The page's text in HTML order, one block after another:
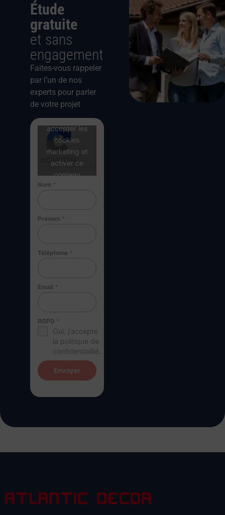
Étude
gratuite
et sans
engagement
Faites-vous rappeler
par l’un de nos
experts pour parler
de votre projet
Cliquez pour
accepter les
cookies
marketing et
activer ce
contenu
Nom *
Prénom *
Téléphone *
Email *
RGPD *
Oui, j'accepte
la politique de
confidentialité.
Envoyer